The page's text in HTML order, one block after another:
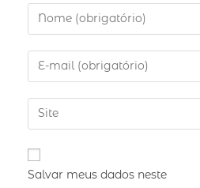
Salvar meus dados neste